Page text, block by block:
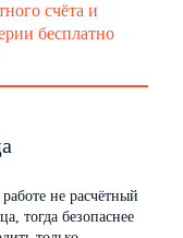
счёта и
бесплатно
не расчётный
тогда безопаснее